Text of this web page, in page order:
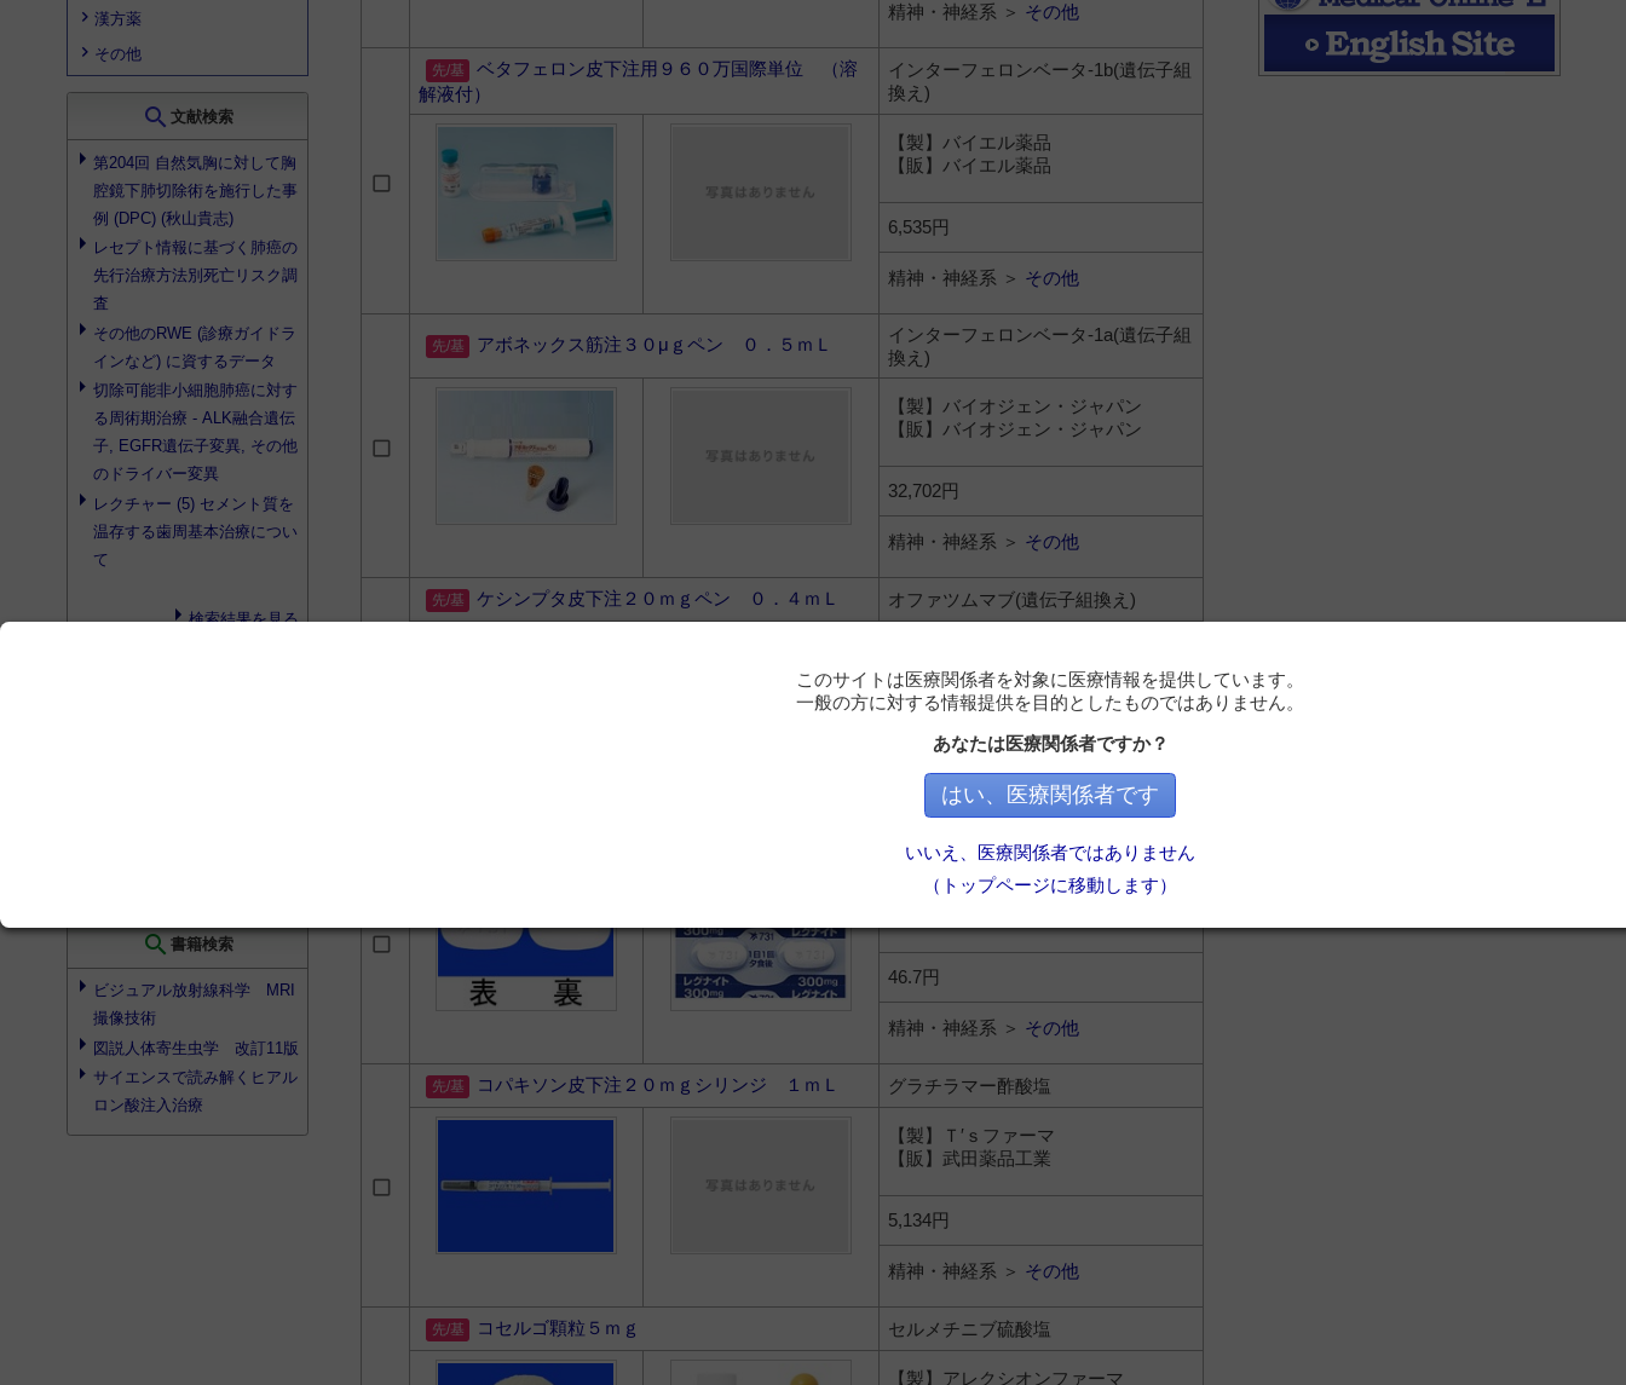
漢方薬
その他
search 文献検索
第204回 自然気胸に対して胸
腔鏡下肺切除術を施行した事
例 (DPC) (秋山貴志)
レセプト情報に基づく肺癌の
先行治療方法別死亡リスク調
査
その他のRWE (診療ガイドラ
インなど) に資するデータ
切除可能非小細胞肺癌に対す
る周術期治療 - ALK融合遺伝
子, EGFR遺伝子変異, その他
のドライバー変異
レクチャー (5) セメント質を
温存する歯周基本治療につい
て
検索結果を見る
search 書籍検索
ビジュアル放射線科学 MRI
撮像技術
図説人体寄生虫学 改訂11版
サイエンスで読み解くヒアル
ロン酸注入治療
精神・神経系 ＞ その他
ベタフェロン皮下注用９６０万国際単位 （溶
解液付）
インターフェロンベータ-1b(遺伝子組
換え)
【製】バイエル薬品
【販】バイエル薬品
6,535円
精神・神経系 ＞ その他
アボネックス筋注３０μｇペン ０．５ｍＬ
インターフェロンベータ-1a(遺伝子組
換え)
【製】バイオジェン・ジャパン
【販】バイオジェン・ジャパン
32,702円
精神・神経系 ＞ その他
ケシンプタ皮下注２０ｍｇペン ０．４ｍＬ オファツムマブ(遺伝子組換え)
【販】ノバルティス ファーマ
230,860円
精神・神経系 ＞その他
ガバペンチンエナカルビル
【製】アステラス製薬
46.7円
精神・神経系 ＞ その他
コパキソン皮下注２０ｍｇシリンジ １ｍＬ グラチラマー酢酸塩
【製】Ｔ′ｓファーマ
【販】武田薬品工業
5,134円
精神・神経系 ＞ その他
コセルゴ顆粒５ｍｇ セルメチニブ硫酸塩
【製】アレクシオンファーマ
このサイトは医療関係者を対象に医療情報を提供しています。
一般の方に対する情報提供を目的としたものではありません。
あなたは医療関係者ですか？
はい、医療関係者です
いいえ、医療関係者ではありません
（トップページに移動します）